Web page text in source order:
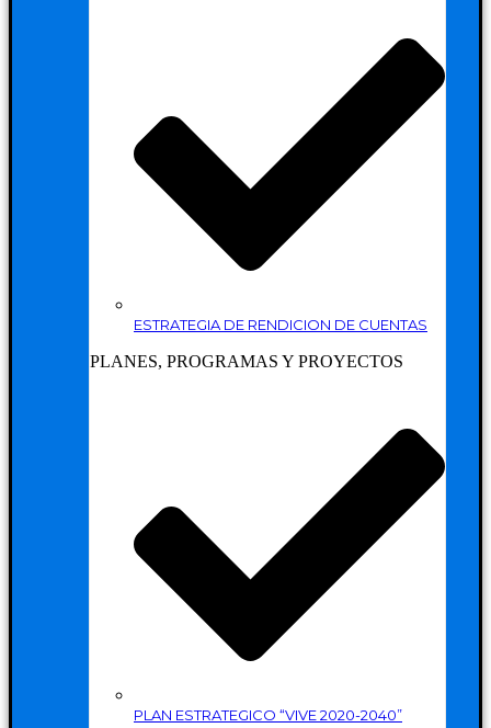
ESTRATEGIA DE RENDICION DE CUENTAS
PLANES, PROGRAMAS Y PROYECTOS
PLAN ESTRATEGICO “VIVE 2020-2040”